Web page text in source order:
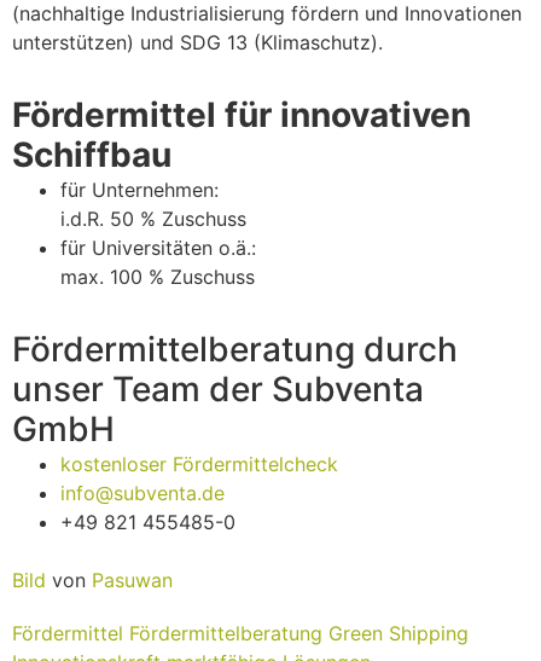
(nachhaltige Industrialisierung fördern und Innovationen
unterstützen) und SDG 13 (Klimaschutz).
Fördermittel für innovativen
Schiffbau
für Unternehmen:
i.d.R. 50 % Zuschuss
für Universitäten o.ä.:
max. 100 % Zuschuss
Fördermittelberatung durch
unser Team der Subventa
GmbH
kostenloser Fördermittelcheck
info@subventa.de
+49 821 455485-0
Bild von Pasuwan
Fördermittel Fördermittelberatung Green Shipping